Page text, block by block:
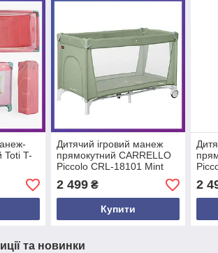
Toti T-
Дитячий ігровий манеж
прямокутний CARRELLO
Piccolo CRL-18101 Mint
Green Зелений
2 499₴
Купити
2
та новинки